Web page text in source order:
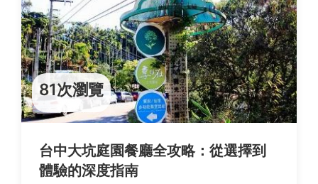
81次瀏覽
台中大坑庭園餐廳全攻略：從選擇到
體驗的深度指南